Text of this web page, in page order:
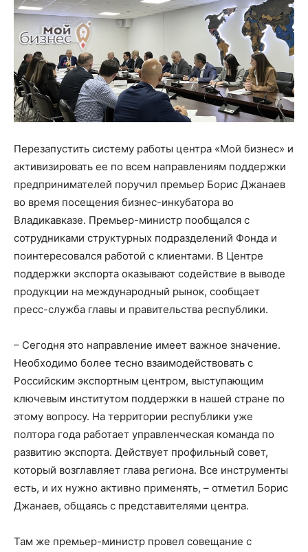
Перезапустить систему работы центра «Мой бизнес» и
активизировать ее по всем направлениям поддержки
предпринимателей поручил премьер Борис Джанаев
во время посещения бизнес-инкубатора во
Владикавказе. Премьер-министр пообщался с
сотрудниками структурных подразделений Фонда и
поинтересовался работой с клиентами. В Центре
поддержки экспорта оказывают содействие в выводе
продукции на международный рынок, сообщает
пресс-служба главы и правительства республики.
– Сегодня это направление имеет важное значение.
Необходимо более тесно взаимодействовать с
Российским экспортным центром, выступающим
ключевым институтом поддержки в нашей стране по
этому вопросу. На территории республики уже
полтора года работает управленческая команда по
развитию экспорта. Действует профильный совет,
который возглавляет глава региона. Все инструменты
есть, и их нужно активно применять, – отметил Борис
Джанаев, общаясь с представителями центра.
Там же премьер-министр провел совещание с